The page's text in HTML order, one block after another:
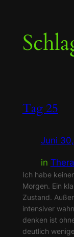
Inhalt
springen
Tag 25
Juni
in
Ich habe
Morgen. Ein
Zustand.
intensiver
denken ist
deutlich